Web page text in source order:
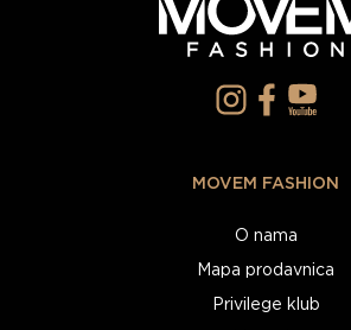
MOVEM FASHION
O nama
Mapa prodavnica
Privilege klub